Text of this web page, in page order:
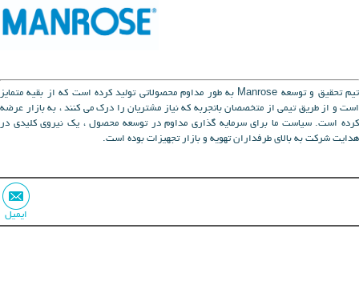
تیم تحقیق و توسعه Manrose به طور مداوم محصولاتی تولید کرده است که از بقیه متمایز
است و از طریق تیمی از متخصصان باتجربه که نیاز مشتریان را درک می کنند ، به بازار عرضه
کرده است. سیاست ما برای سرمایه گذاری مداوم در توسعه محصول ، یک نیروی کلیدی در
هدایت شرکت به بالای طرفداران تهویه و بازار تجهیزات بوده است.
ایمیل